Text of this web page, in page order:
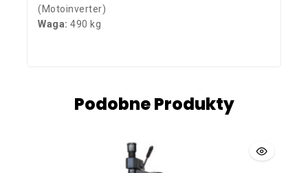
(Motoinverter)
Waga: 490 kg
Podobne Produkty